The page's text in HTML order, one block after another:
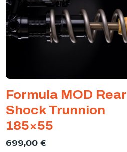
Formula MOD Rear
Shock Trunnion
185×55
699,00€